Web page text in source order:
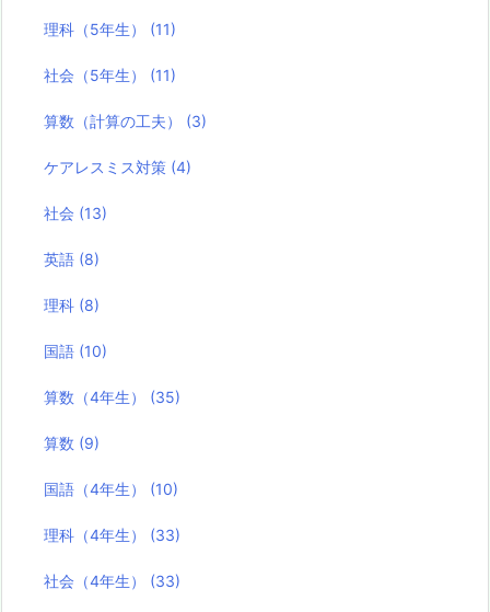
理科（5年生） (11)
社会（5年生） (11)
算数（計算の工夫） (3)
ケアレスミス対策 (4)
社会 (13)
英語 (8)
理科 (8)
国語 (10)
算数（4年生） (35)
算数 (9)
国語（4年生） (10)
理科（4年生） (33)
社会（4年生） (33)